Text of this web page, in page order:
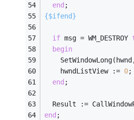
end ;
{$ifend}
if msg = WM_DESTROY
begin
    hwndListView :=
0;
end ;
Result :=
end ;